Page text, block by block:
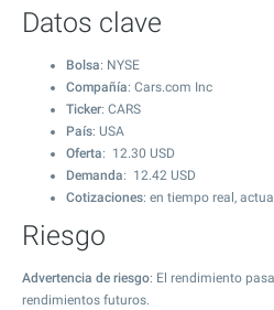
Datos clave
Bolsa: NYSE
Compañía: Cars.com Inc
Ticker: CARS
País: USA
Oferta: 12.30 USD
Demanda: 12.42 USD
Cotizaciones: en tiempo real,
Riesgo
Advertencia de riesgo: El rendimiento
rendimientos futuros.